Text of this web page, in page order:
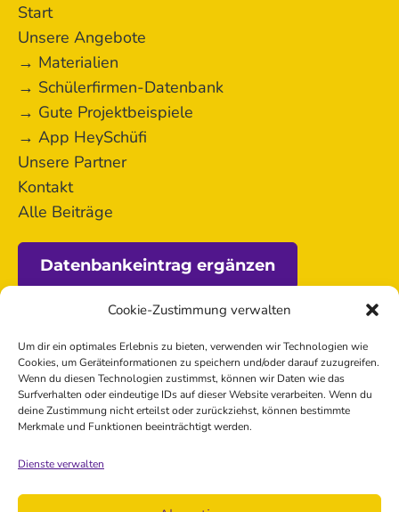
Cookie-Zustimmung verwalten
Um dir ein optimales Erlebnis zu bieten, verwenden wir Technologien wie
Cookies, um Geräteinformationen zu speichern und/oder darauf zuzugreifen.
Wenn du diesen Technologien zustimmst, können wir Daten wie das
Surfverhalten oder eindeutige IDs auf dieser Website verarbeiten. Wenn du
deine Zustimmung nicht erteilst oder zurückziehst, können bestimmte
Merkmale und Funktionen beeinträchtigt werden.
Dienste verwalten
Start
Unsere Angebote
→ Materialien
→ Schülerfirmen-Datenbank
→ Gute Projektbeispiele
→ App HeySchüfi
Unsere Partner
Kontakt
Alle Beiträge
Datenbankeintrag ergänzen